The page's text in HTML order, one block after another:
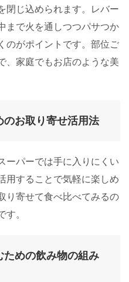
閉じ込められます。レバー
まで火を通しつつパサつか
のがポイントです。部位ご
、家庭でもお店のような美
お取り寄せ活用法
ーパーでは手に入りにくい
用することで気軽に楽しめ
り寄せて食べ比べてみるの
す。
めの飲み物の組み